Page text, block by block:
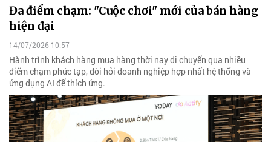
Đa điểm chạm: "Cuộc chơi" mới của bán hàng
hiện đại
14/07/2026 10:57
Hành trình khách hàng mua hàng thời nay di chuyển qua nhiều
điểm chạm phức tạp, đòi hỏi doanh nghiệp hợp nhất hệ thống và
ứng dụng AI để thích ứng.